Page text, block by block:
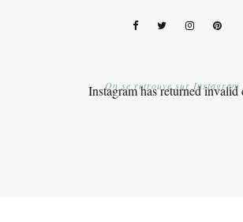
Instagram has returned invalid
On se retrouve sur Instagram